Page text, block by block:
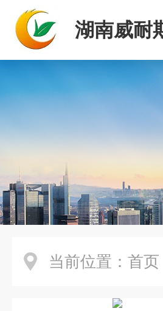
湖南威耐
司
当前位置： 首页